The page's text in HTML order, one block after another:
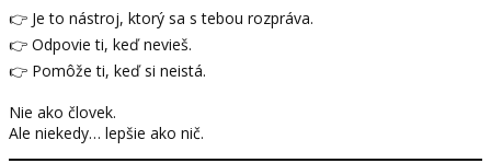
👉 Je to nástroj, ktorý sa s tebou rozpráva.
👉 Odpovie ti, keď nevieš.
👉 Pomôže ti, keď si neistá.
Nie ako človek.
Ale niekedy… lepšie ako nič.